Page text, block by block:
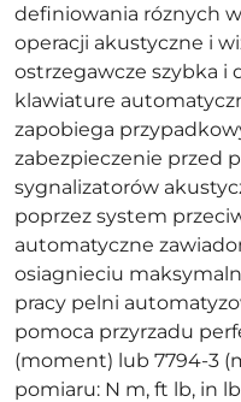
definiowania róznych
operacji akustyczne i
ostrzegawcze szybka i
klawiature
zapobiega
zabezpieczenie przed
sygnalizatorów
poprzez system
automatyczne
osiagnieciu
pracy pelni
pomoca przyrzadu
(moment) lub 7794-3
pomiaru: N m, ft lb, in